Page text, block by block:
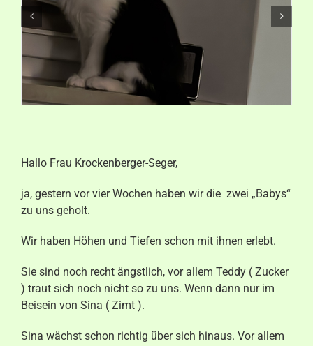
Aktuelles
Hallo Frau Krockenberger-Seger,
ja, gestern vor vier Wochen haben wir die zwei „Babys“
zu uns geholt.
Wir haben Höhen und Tiefen schon mit ihnen erlebt.
Sie sind noch recht ängstlich, vor allem Teddy ( Zucker
) traut sich noch nicht so zu uns. Wenn dann nur im
Beisein von Sina ( Zimt ).
Sina wächst schon richtig über sich hinaus. Vor allem